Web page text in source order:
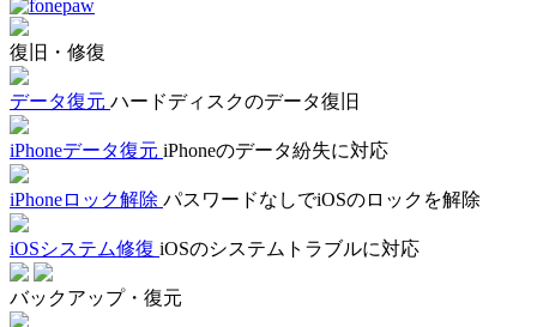
復旧・修復
データ復元 ハードディスクのデータ復旧
iPhoneデータ復元 iPhoneのデータ紛失に対応
iPhoneロック解除 パスワードなしでiOSのロックを解除
iOSシステム修復 iOSのシステムトラブルに対応
バックアップ・復元